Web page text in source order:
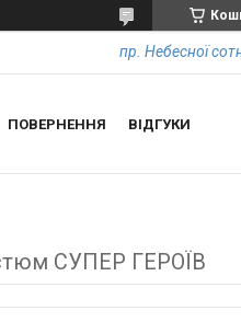
пр. Небесної
ПОВЕРНЕННЯ ВІДГУКИ
СУПЕР ГЕРОЇВ